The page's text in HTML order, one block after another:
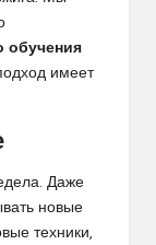
обучения
имеет
Даже
новые
техники,